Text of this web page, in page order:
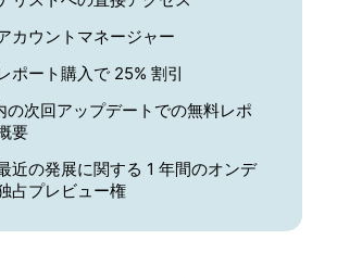
カウントマネージャー
ポート購入で 25% 割引
の次回アップデートでの無料レポ
要
近の発展に関する 1 年間のオンデ
占プレビュー権